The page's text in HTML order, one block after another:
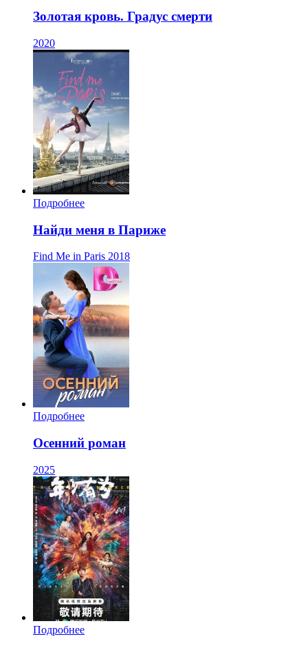
Золотая кровь. Градус смерти
2020
Подробнее
Найди меня в Париже
Find Me in Paris 2018
Подробнее
Осенний роман
2025
Подробнее